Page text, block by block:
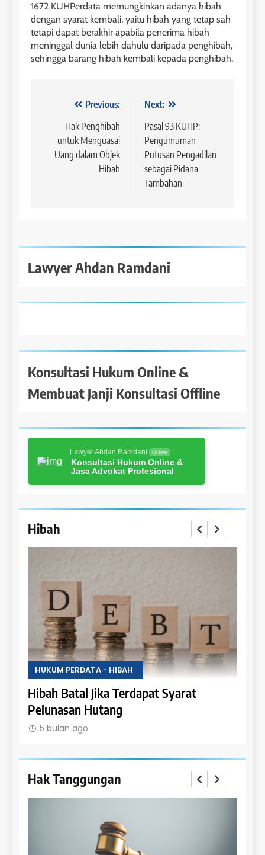
1672 KUHPerdata memungkinkan adanya hibah
dengan syarat kembali, yaitu hibah yang tetap sah
tetapi dapat berakhir apabila penerima hibah
meninggal dunia lebih dahulu daripada penghibah,
sehingga barang hibah kembali kepada penghibah.
NavigasiPrevious:
Hak Penghibah
untuk Menguasai
Uang dalam Objek
Hibah
Next:
Pasal 93 KUHP:
Pengumuman
Putusan Pengadilan
sebagai Pidana
Tambahan
Lawyer Ahdan Ramdani
Konsultasi Hukum Online &
Membuat Janji Konsultasi Offline
Lawyer Ahdan Ramdani Online
Konsultasi Hukum Online &
Jasa Advokat Profesional
Hibah
HUKUM PERDATA - HIBAH
Hak Penghibah untuk Menikmati Hasil
Objek Hibah
5 bulan ago
Hak Tanggungan